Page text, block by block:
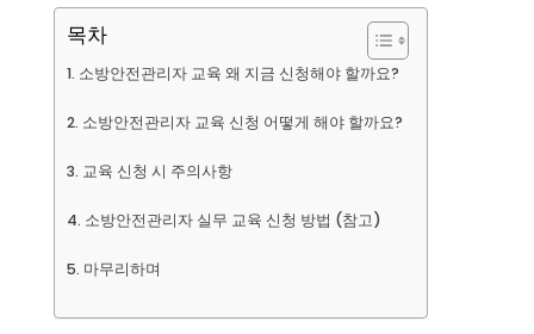
목차
소방안전관리자 교육 왜 지금 신청해야 할까요?
소방안전관리자 교육 신청 어떻게 해야 할까요?
교육 신청 시 주의사항
소방안전관리자 실무 교육 신청 방법 (참고)
마무리하며